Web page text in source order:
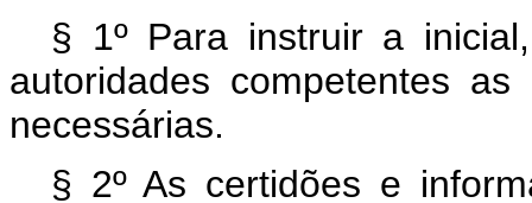
§ 1º Para instruir a
autoridades competentes
necessárias.
§ 2º As certidões e